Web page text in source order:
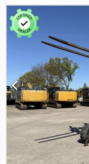
bilgiler bağlayıcı değildir.